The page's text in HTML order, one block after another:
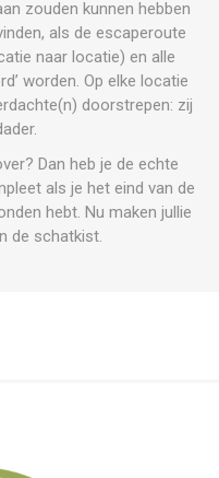
zouden kunnen hebben
als de escaperoute
naar locatie) en alle
worden. Op elke locatie
doorstrepen: zij
Dan heb je de echte
als je het eind van de
hebt. Nu maken jullie
de schatkist.